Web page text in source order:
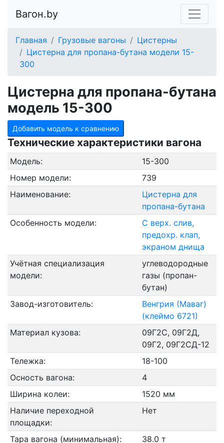
Вагон.by
Главная Грузовые вагоны
Цистерны
Цистерна для пропана-бутана модели 15-
300
Цистерна для пропана-бутана
модель 15-300
Добавить модель к сравнению
Технические характеристики вагона
Модель:
15-300
Номер модели:
739
Наименование:
Цистерна для
пропана-бутана
Особенность модели:
С верх. слив,
предохр. клап,
экраном днища
Учётная специализация
модели:
углеводородные
газы (пропан-
бутан)
Завод-изготовитель:
Венгрия (Маваг)
(клеймо 6721)
Материал кузова:
09Г2С, 09Г2Д,
09Г2, 09Г2СД-12
Тележка:
18-100
Осность вагона:
4
Ширина колеи:
1520 мм
Наличие переходной
площадки:
Нет
Тара вагона (минимальная):
38.0 т